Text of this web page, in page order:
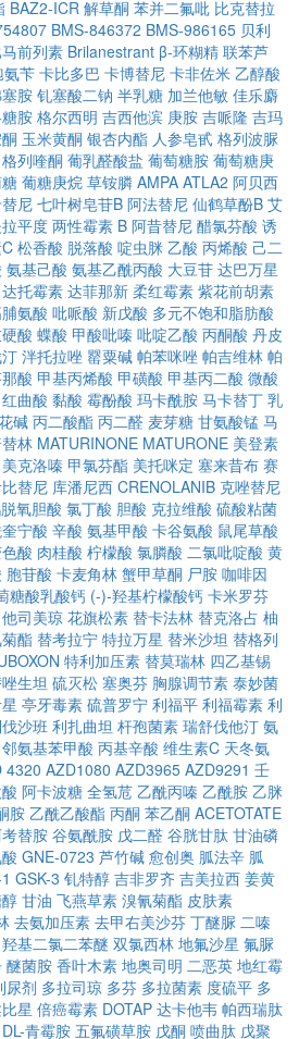
BAZ2-ICR 解草酮 苯并二氟吡 比克替拉
BMS-846372 BMS-986165 贝利
前列素 Brilanestrant β-环糊精 联苯芦
氨苄 卡比多巴 卡博替尼 卡非佐米 乙醇酸
胺 钆塞酸二钠 半乳糖 加兰他敏 佳乐麝
胺 格尔西明 吉西他滨 庚胺 吉哌隆 吉玛
玉米黄酮 银杏内酯 人参皂甙 格列波脲
格列喹酮 葡乳醛酸盐 葡萄糖胺 葡萄糖庚
葡糖庚烷 草铵膦 AMPA ATLA2 阿贝西
尼 七叶树皂苷B 阿法替尼 仙鹤草酚B 艾
平度 两性霉素 B 阿昔替尼 醋氯芬酸 诱
松香酸 脱落酸 啶虫脒 乙酸 丙烯酸 己二
氨基己酸 氨基乙酰丙酸 大豆苷 达巴万星
达托霉素 达菲那新 柔红霉素 紫花前胡素
氨酸 吡哌酸 新戊酸 多元不饱和脂肪酸
酸 蝶酸 甲酸吡嗪 吡啶乙酸 丙酮酸 丹皮
泮托拉唑 罂粟碱 帕苯咪唑 帕吉维林 帕
酸 甲基丙烯酸 甲磺酸 甲基丙二酸 微酸
红曲酸 黏酸 霉酚酸 玛卡酰胺 马卡替丁 乳
碱 丙二酸酯 丙二醛 麦芽糖 甘氨酸锰 马
林 MATURINONE MATURONE 美登素
美克洛嗪 甲氯芬酯 美托咪定 塞来昔布 赛
替尼 库潘尼西 CRENOLANIB 克唑替尼
氧胆酸 氯丁酸 胆酸 克拉维酸 硫酸粘菌
宁酸 辛酸 氨基甲酸 卡谷氨酸 鼠尾草酸
酸 肉桂酸 柠檬酸 氯膦酸 二氯吡啶酸 黄
胞苷酸 卡麦角林 蟹甲草酮 尸胺 咖啡因
糖酸乳酸钙 (-)-羟基柠檬酸钙 卡米罗芬
他司美琼 花旗松素 替卡法林 替克洛占 柚
酯 替考拉宁 特拉万星 替米沙坦 替格列
特利加压素 替莫瑞林 四乙基锡
生坦 硫灭松 塞奥芬 胸腺调节素 泰妙菌
亭牙毒素 硫普罗宁 利福平 利福霉素 利
沙班 利扎曲坦 杆孢菌素 瑞舒伐他汀 氨
邻氨基苯甲酸 丙基辛酸 维生素C 天冬氨
4320 AZD1080 AZD3965 AZD9291 壬
阿卡波糖 全氢苊 乙酰丙嗪 乙酰胺 乙脒
胺乙酰乙酸酯 丙酮 苯乙酮 ACETOTATE
替胺 谷氨酰胺 戊二醛 谷胱甘肽 甘油磷
GNE-0723 芦竹碱 愈创奥 胍法辛 胍
GSK-3 钆特醇 吉非罗齐 吉美拉西 姜黄
甘油 飞燕草素 溴氰菊酯 皮肤素
去氨加压素 去甲右美沙芬 丁醚脲 二嗪
羟基二氯二苯醚 双氯西林 地氟沙星 氟脲
醚菌胺 香叶木素 地奥司明 二恶英 地红霉
尿剂 多拉司琼 多芬 多拉菌素 度硫平 多
星 倍癌霉素 DOTAP 达卡他韦 帕西瑞肽
DL-青霉胺 五氟磺草胺 戊酮 喷曲肽 戊聚